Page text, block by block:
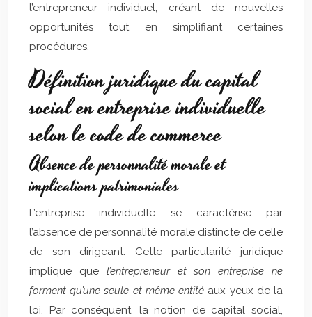
l’entrepreneur individuel, créant de nouvelles
opportunités tout en simplifiant certaines
procédures.
Définition juridique du capital
social en entreprise individuelle
selon le code de commerce
Absence de personnalité morale et
implications patrimoniales
L’entreprise individuelle se caractérise par
l’absence de personnalité morale distincte de celle
de son dirigeant. Cette particularité juridique
implique que l’entrepreneur et son entreprise ne
forment qu’une seule et même entité aux yeux de la
loi. Par conséquent, la notion de capital social,